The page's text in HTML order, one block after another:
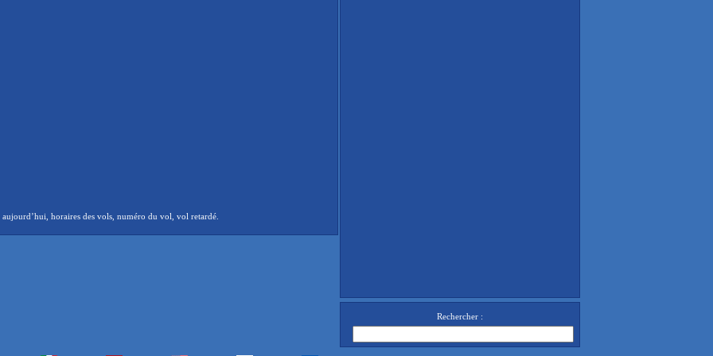
horaires des vols, numéro du vol, vol retardé.
Rechercher :